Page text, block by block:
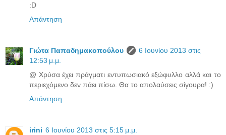
:D
Απάντηση
Γιώτα Παπαδημακοπούλου
6 Ιουνίου 2013 στις
12:53 μ.μ.
@ Χρύσα έχει πράγματι εντυπωσιακό εξώφυλλο αλλά και το
περιεχόμενο δεν πάει πίσω. Θα το απολαύσεις σίγουρα! :)
Απάντηση
irini 6 Ιουνίου 2013 στις 5:15 μ.μ.